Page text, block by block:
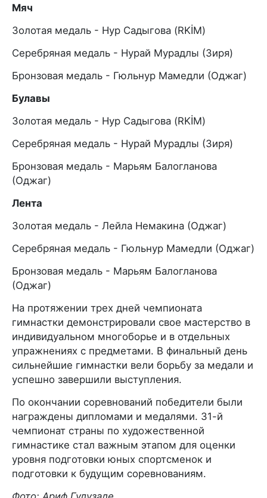
Мяч
Золотая медаль - Нур Садыгова (RKİM)
Серебряная медаль - Нурай Мурадлы (Зиря)
Бронзовая медаль - Гюльнур Мамедли (Оджаг)
Булавы
Золотая медаль - Нур Садыгова (RKİM)
Серебряная медаль - Нурай Мурадлы (Зиря)
Бронзовая медаль - Марьям Балогланова
(Оджаг)
Лента
Золотая медаль - Лейла Немакина (Оджаг)
Серебряная медаль - Гюльнур Мамедли (Оджаг)
Бронзовая медаль - Марьям Балогланова
(Оджаг)
На протяжении трех дней чемпионата
гимнастки демонстрировали свое мастерство в
индивидуальном многоборье и в отдельных
упражнениях с предметами. В финальный день
сильнейшие гимнастки вели борьбу за медали и
успешно завершили выступления.
По окончании соревнований победители были
награждены дипломами и медалями. 31-й
чемпионат страны по художественной
гимнастике стал важным этапом для оценки
уровня подготовки юных спортсменок и
подготовки к будущим соревнованиям.